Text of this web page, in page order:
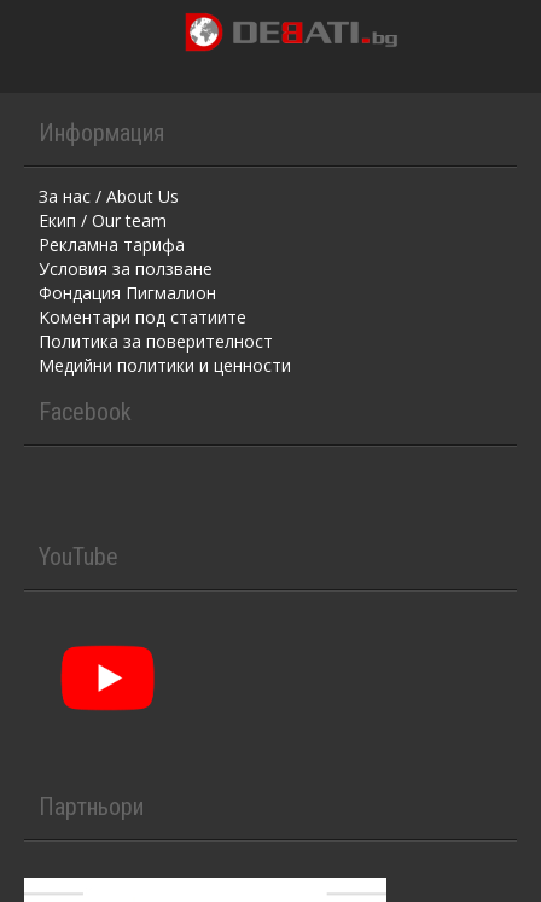
Информация
За нас / About Us
Екип / Our team
Рекламна тарифа
Условия за ползване
Фондация Пигмалион
Kоментaри под статиите
Политика за поверителност
Медийни политики и ценности
Facebook
YouTube
Партньори